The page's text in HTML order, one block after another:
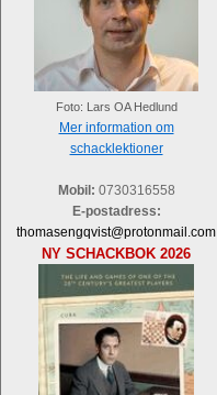
Foto: Lars OA Hedlund
Mer information om
schacklektioner
Mobil: 0730316558
E-postadress:
thomasengqvist@protonmail.com
NY SCHACKBOK 2026